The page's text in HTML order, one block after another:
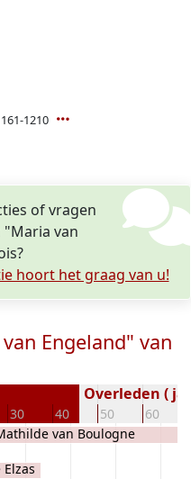
1210
of vragen
van
hoort het graag van u!
Engeland" van
30 40 50 60
Overleden (
van Boulogne